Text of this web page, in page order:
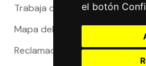
el botón
Trabaja con nosotros
Mapa del sitio
Reclamaciones